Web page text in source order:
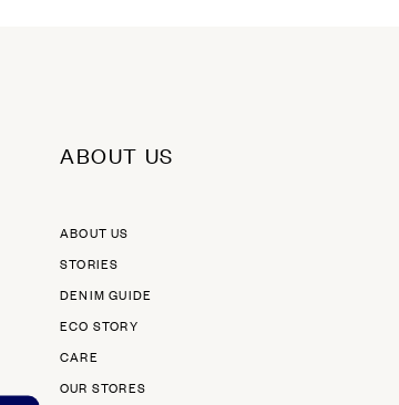
ABOUT US
ABOUT US
STORIES
DENIM GUIDE
ECO STORY
CARE
OUR STORES